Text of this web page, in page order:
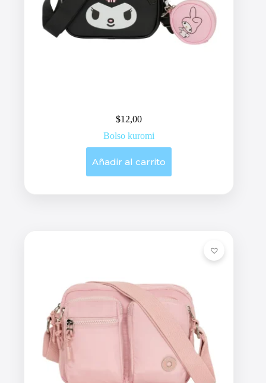
$12,00
Bolso kuromi
Añadir al carrito